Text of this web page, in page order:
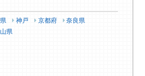
神戸 京都府
奈良県
県